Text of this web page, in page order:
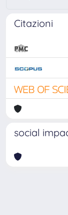
Citazioni
social